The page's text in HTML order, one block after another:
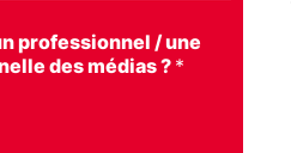
professionnel / une
des médias ?*